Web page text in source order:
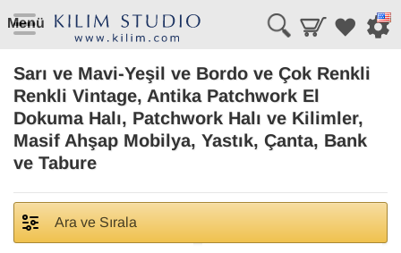
Menü
Sarı ve Mavi-Yeşil ve Bordo ve Çok Renkli
Renkli Vintage, Antika Patchwork El
Dokuma Halı, Patchwork Halı ve Kilimler,
Masif Ahşap Mobilya, Yastık, Çanta, Bank
ve Tabure
Ara ve Sırala